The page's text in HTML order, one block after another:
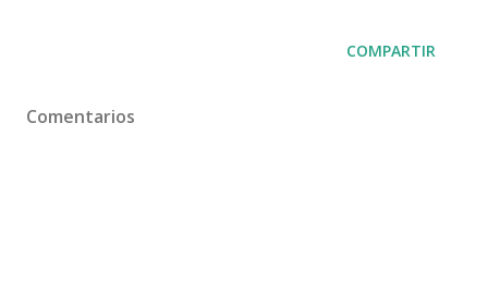
COMPARTIR
Comentarios